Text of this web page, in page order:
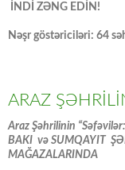
İNDİ ZƏNG EDİN!
Nəşr göstəriciləri: 64
ARAZ
Araz Şəhrilinin
BAKI və SUMQAYIT
MAĞAZALARINDA